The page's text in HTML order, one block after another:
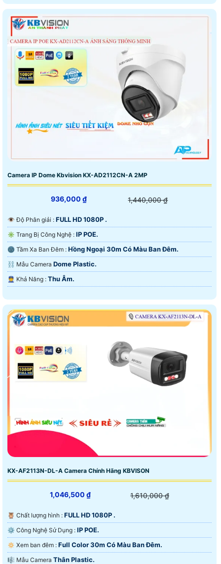
Camera IP Dome Kbvision KX-AD2112CN-A 2MP
936,000 ₫ 1,440,000 ₫
👁 Độ Phân giải : FULL HD 1080P .
✳️ Trang Bị Công Nghệ : IP POE.
🌚 Tầm Xa Ban Đêm : Hồng Ngoại 30m Có Màu Ban Ðêm.
⛓ Mẫu Camera Dome Plastic.
️👮 Khả Năng : Thu Âm.
KX-AF2113N-DL-A Camera Chính Hãng KBVISON
1,046,500 ₫ 1,610,000 ₫
🦉 Chất lượng hình : FULL HD 1080P .
⚙ Công Nghệ Sử Dụng : IP POE.
🔅 Xem ban đêm : Full Color 30m Có Màu Ban Ðêm.
🎼️ Mẫu Camera Thân Plastic.